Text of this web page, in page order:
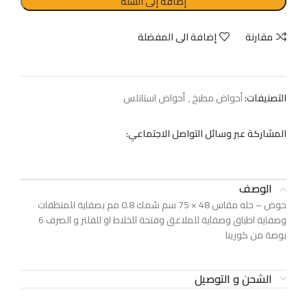
مقارنة
إضافة الى المفضلة
التصنيفات:أحواض مطبخ,أحواض استانلس
المشاركة عبر وسائل التواصل الاجتماعي:
الوصف
حوض – حله مقاس 48 × 75 سم سُمك 0.8 مم بصفاية للمنظفات
وصفاية اطباق وصفاية للملاعق وفتحة للخلاط او للفلتر و الصرف 6
بوصة من كورينا
الشحن و التوصيل